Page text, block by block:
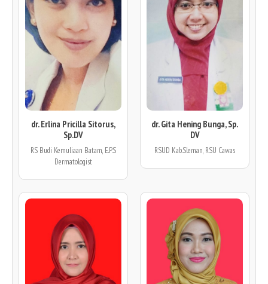
dr. Erlina Pricilla Sitorus,
Sp.DV
RS Budi Kemuliaan Batam, E.P.S
Dermatologist
dr. Gita Hening Bunga, Sp.
DV
RSUD Kab.Sleman, RSU Cawas